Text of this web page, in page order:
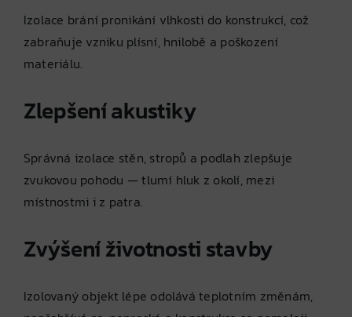
Izolace brání pronikání vlhkosti do konstrukcí, což
zabraňuje vzniku plísní, hnilobě a poškození
materiálu.
Zlepšení akustiky
Správná izolace stěn, stropů a podlah zlepšuje
zvukovou pohodu — tlumí hluk z okolí, mezi
místnostmi i z patra.
Zvýšení životnosti stavby
Izolovaný objekt lépe odolává teplotním změnám,